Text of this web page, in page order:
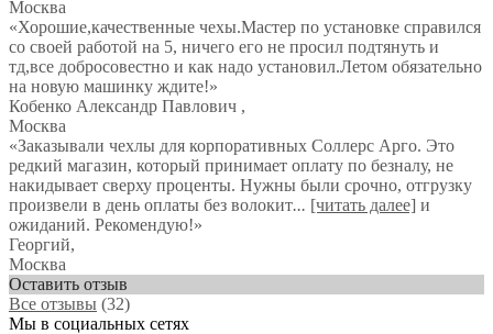
Москва
«Хорошие,качественные чехы.Мастер по установке справился
со своей работой на 5, ничего его не просил подтянуть и
тд,все добросовестно и как надо установил.Летом обязательно
на новую машинку ждите!»
Кобенко Александр Павлович ,
Москва
«Заказывали чехлы для корпоративных Соллерс Арго. Это
редкий магазин, который принимает оплату по безналу, не
накидывает сверху проценты. Нужны были срочно, отгрузку
произвели в день оплаты без волокит... [читать далее] и
ожиданий. Рекомендую!»
Георгий,
Москва
Оставить отзыв
Все отзывы (32)
Мы в социальных сетях